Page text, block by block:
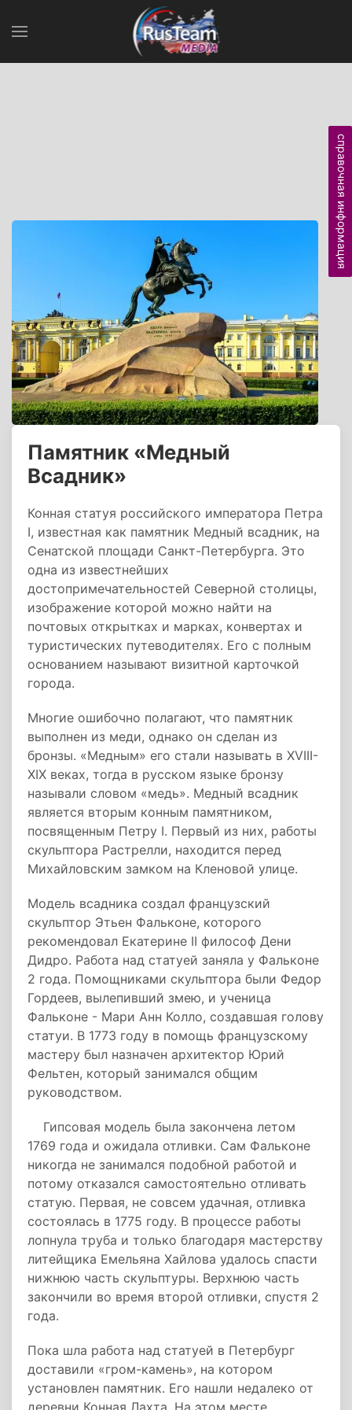
Памятник «Медный
Всадник»
Конная статуя российского императора Петра
I, известная как памятник Медный всадник, на
Сенатской площади Санкт-Петербурга. Это
одна из известнейших
достопримечательностей Северной столицы,
изображение которой можно найти на
почтовых открытках и марках, конвертах и
туристических путеводителях. Его с полным
основанием называют визитной карточкой
города.
Многие ошибочно полагают, что памятник
выполнен из меди, однако он сделан из
бронзы. «Медным» его стали называть в XVIII-
XIX веках, тогда в русском языке бронзу
называли словом «медь». Медный всадник
является вторым конным памятником,
посвященным Петру I. Первый из них, работы
скульптора Растрелли, находится перед
Михайловским замком на Кленовой улице.
Модель всадника создал французский
скульптор Этьен Фальконе, которого
рекомендовал Екатерине II философ Дени
Дидро. Работа над статуей заняла у Фальконе
2 года. Помощниками скульптора были Федор
Гордеев, вылепивший змею, и ученица
Фальконе - Мари Анн Колло, создавшая голову
статуи. В 1773 году в помощь французскому
мастеру был назначен архитектор Юрий
Фельтен, который занимался общим
руководством.
Гипсовая модель была закончена летом
1769 года и ожидала отливки. Сам Фальконе
никогда не занимался подобной работой и
потому отказался самостоятельно отливать
статую. Первая, не совсем удачная, отливка
состоялась в 1775 году. В процессе работы
лопнула труба и только благодаря мастерству
литейщика Емельяна Хайлова удалось спасти
нижнюю часть скульптуры. Верхнюю часть
закончили во время второй отливки, спустя 2
года.
Пока шла работа над статуей в Петербург
доставили «гром-камень», на котором
установлен памятник. Его нашли недалеко от
деревни Конная Лахта. На этом месте
справочная информация